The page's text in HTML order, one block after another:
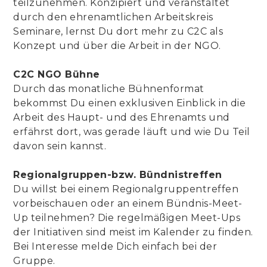
teilzunehmen. Konzipiert und veranstaltet
durch den ehrenamtlichen Arbeitskreis
Seminare, lernst Du dort mehr zu C2C als
Konzept und über die Arbeit in der NGO.
C2C NGO Bühne
Durch das monatliche Bühnenformat
bekommst Du einen exklusiven Einblick in die
Arbeit des Haupt- und des Ehrenamts und
erfährst dort, was gerade läuft und wie Du Teil
davon sein kannst.
Regionalgruppen-bzw. Bündnistreffen
Du willst bei einem Regionalgruppentreffen
vorbeischauen oder an einem Bündnis-Meet-
Up teilnehmen? Die regelmäßigen Meet-Ups
der Initiativen sind meist im Kalender zu finden.
Bei Interesse melde Dich einfach bei der
Gruppe.